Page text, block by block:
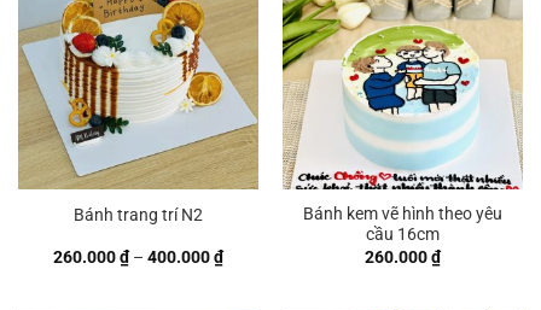
Bánh trang trí N2
260.000₫ – 400.000₫Khoảng
giá:
Bánh kem vẽ hình theo yêu
cầu 16cm
260.000₫